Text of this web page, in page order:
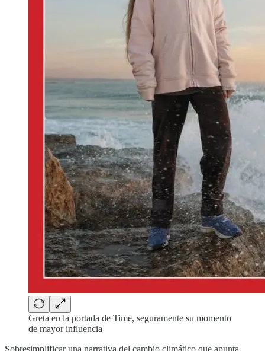
Greta en la portada de Time, seguramente su momento
de mayor influencia
Sobresimplificar una narrativa del cambio climático que apunta